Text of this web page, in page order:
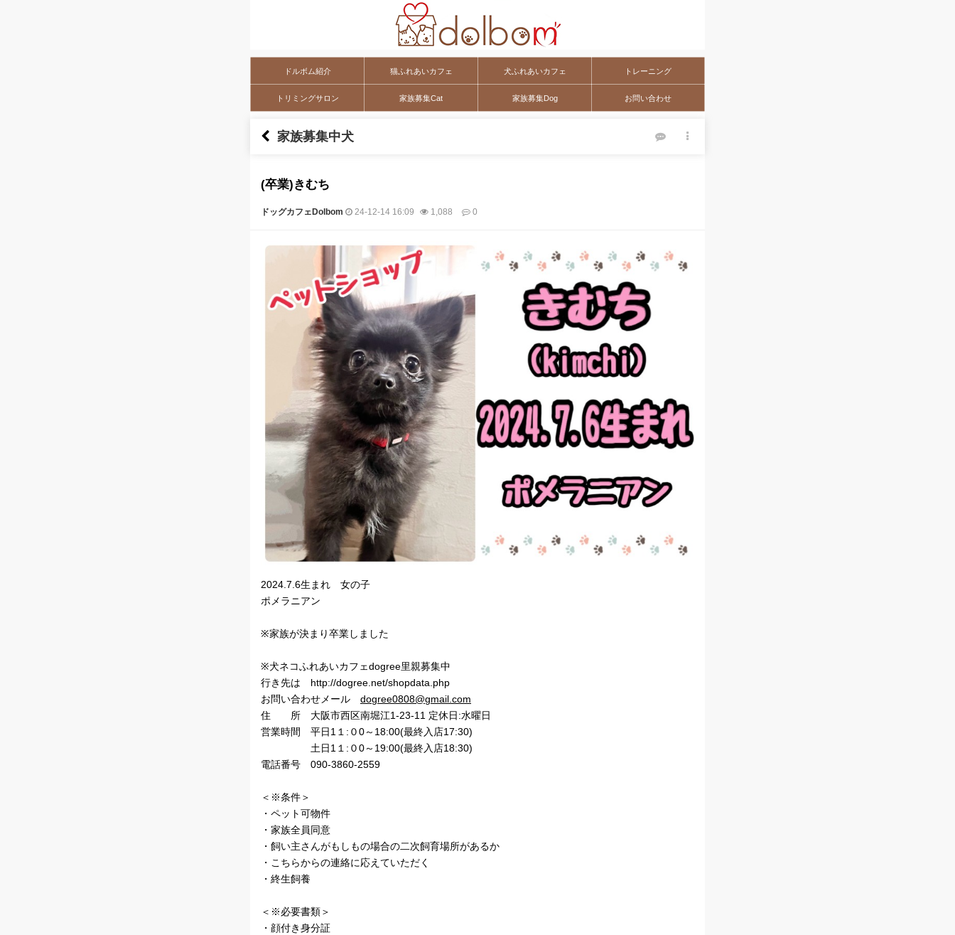
ドルボム紹介 猫ふれあいカフェ 犬ふれあいカフェ トレーニング
トリミングサロン 家族募集Cat 家族募集Dog お問い合わせ
家族募集中犬
(卒業)きむち
ドッグカフェDolbom 24-12-14 16:09 1,088 0
本文
2024.7.6生まれ 女の子
ポメラニアン
※家族が決まり卒業しました
※犬ネコふれあいカフェdogree里親募集中
行き先は http://dogree.net/shopdata.php
お問い合わせメール dogree0808@gmail.com
住 所 大阪市西区南堀江1-23-11 定休日:水曜日
営業時間 平日1１:０0～18:00(最終入店17:30)
土日1１:０0～19:00(最終入店18:30)
電話番号 090-3860-2559
＜※条件＞
・ペット可物件
・家族全員同意
・飼い主さんがもしもの場合の二次飼育場所があるか
・こちらからの連絡に応えていただく
・終生飼養
＜※必要書類＞
・顔付き身分証